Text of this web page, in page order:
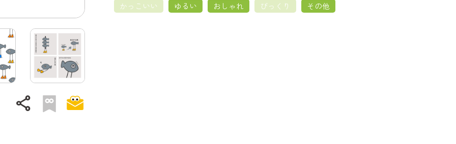
share
かっこいい
ゆるい おしゃれ びっくり その他